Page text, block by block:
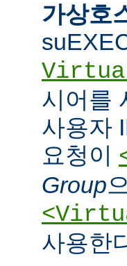
가상호
시어를
사용자
요청이
Group
사용한